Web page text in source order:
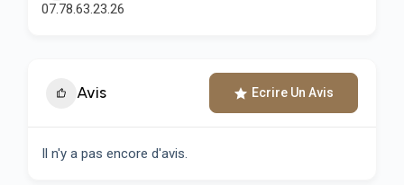
07.78.63.23.26
Avis Ecrire Un Avis
Il n'y a pas encore d'avis.